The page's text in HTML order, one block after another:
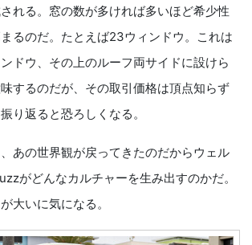
れる。窓の数が多ければ多いほど希少性
るのだ。たとえば23ウィンドウ。これは
ドウ、その上のルーフ両サイドに設けら
するのだが、その取引価格は頂点知らず
り返ると恐ろしくなる。
あの世界観が戻ってきたのだからウェル
がどんなカルチャーを生み出すのかだ。
大いに気になる。